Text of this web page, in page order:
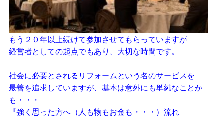
もう２０年以上続けて参加させてもらっていますが
経営者としての起点でもあり、大切な時間です。
社会に必要とされるリフォームという名のサービスを
最善を追求していますが、基本は意外にも単純なことか
も・・・
『強く思った方へ（人も物もお金も・・・）流れ